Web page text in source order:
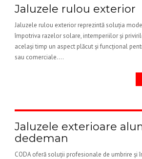
Jaluzele rulou exterior
Jaluzele rulou exterior reprezintă soluția
împotriva razelor solare, intemperiilor și
același timp un aspect plăcut și funcțional
sau comerciale....
Jaluzele exterioare
dedeman
CODA oferă soluții profesionale de umbrire și